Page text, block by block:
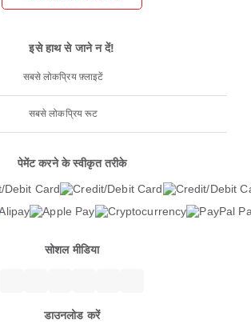
इसे हाथ से जाने न दें!
सबसे लोकप्रिय फ़्लाइटें
सबसे लोकप्रिय रूट
पेमेंट करने के स्वीकृत तरीके
सोशल मीडिया
डाउनलोड करें